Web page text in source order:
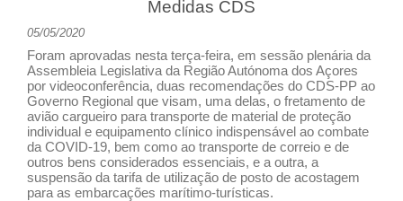
Medidas CDS
05/05/2020
Foram aprovadas nesta terça-feira, em sessão plenária da
Assembleia Legislativa da Região Autónoma dos Açores
por videoconferência, duas recomendações do CDS-PP ao
Governo Regional que visam, uma delas, o fretamento de
avião cargueiro para transporte de material de proteção
individual e equipamento clínico indispensável ao combate
da COVID-19, bem como ao transporte de correio e de
outros bens considerados essenciais, e a outra, a
suspensão da tarifa de utilização de posto de acostagem
para as embarcações marítimo-turísticas.